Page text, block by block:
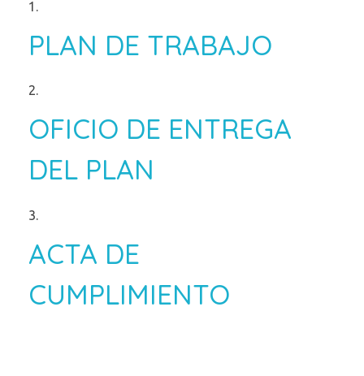
PLAN DE TRABAJO
OFICIO DE ENTREGA
DEL PLAN
ACTA DE
CUMPLIMIENTO